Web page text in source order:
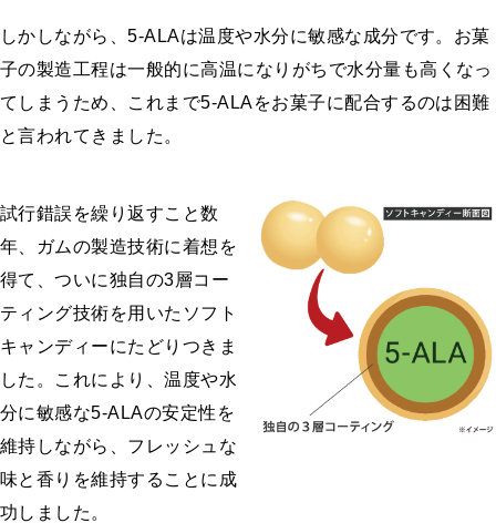
しかしながら、5-ALAは温度や水分に敏感な成分です。お菓
子の製造工程は一般的に高温になりがちで水分量も高くなっ
てしまうため、これまで5-ALAをお菓子に配合するのは困難
と言われてきました。
試行錯誤を繰り返すこと数
年、ガムの製造技術に着想を
得て、ついに独自の3層コー
ティング技術を用いたソフト
キャンディーにたどりつきま
した。これにより、温度や水
分に敏感な5-ALAの安定性を
維持しながら、フレッシュな
味と香りを維持することに成
功しました。